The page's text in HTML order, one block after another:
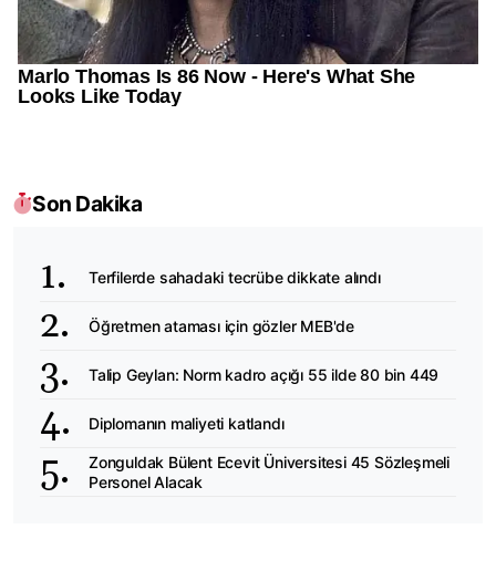
Son Dakika
Terfilerde sahadaki tecrübe dikkate alındı
Öğretmen ataması için gözler MEB'de
Talip Geylan: Norm kadro açığı 55 ilde 80 bin 449
Diplomanın maliyeti katlandı
Zonguldak Bülent Ecevit Üniversitesi 45 Sözleşmeli
Personel Alacak